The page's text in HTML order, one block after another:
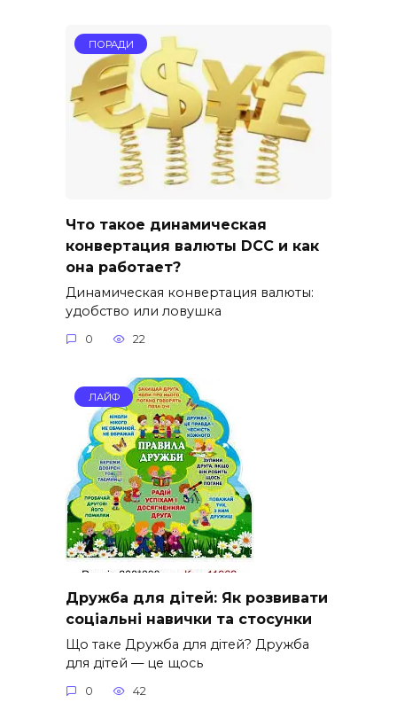
ПОРАДИ
Что такое динамическая
конвертация валюты DCC и как
она работает?
Динамическая конвертация валюты:
удобство или ловушка
0 22
ЛАЙФ
Дружба для дітей: Як розвивати
соціальні навички та стосунки
Що таке Дружба для дітей? Дружба
для дітей — це щось
0 42